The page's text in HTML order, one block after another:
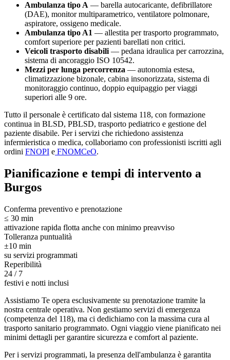
Ambulanza tipo A — barella autocaricante, defibrillatore
(DAE), monitor multiparametrico, ventilatore polmonare,
aspiratore, ossigeno medicale.
Ambulanza tipo A1 — allestita per trasporto programmato,
comfort superiore per pazienti barellati non critici.
Veicoli trasporto disabili — pedana idraulica per carrozzina,
sistema di ancoraggio ISO 10542.
Mezzi per lunga percorrenza — autonomia estesa,
climatizzazione bizonale, cabina insonorizzata, sistema di
monitoraggio continuo, doppio equipaggio per viaggi
superiori alle 9 ore.
Tutto il personale è certificato dal sistema 118, con formazione
continua in BLSD, PBLSD, trasporto pediatrico e gestione del
paziente disabile. Per i servizi che richiedono assistenza
infermieristica o medica, collaboriamo con professionisti iscritti agli
ordini FNOPI e FNOMCeO.
Pianificazione e tempi di intervento a
Burgos
Conferma preventivo e prenotazione
≤ 30 min
attivazione rapida flotta anche con minimo preavviso
Tolleranza puntualità
±10 min
su servizi programmati
Reperibilità
24 / 7
festivi e notti inclusi
Assistiamo Te opera esclusivamente su prenotazione tramite la
nostra centrale operativa. Non gestiamo servizi di emergenza
(competenza del 118), ma ci dedichiamo con la massima cura al
trasporto sanitario programmato. Ogni viaggio viene pianificato nei
minimi dettagli per garantire sicurezza e comfort al paziente.
Per i servizi programmati, la presenza dell'ambulanza è garantita